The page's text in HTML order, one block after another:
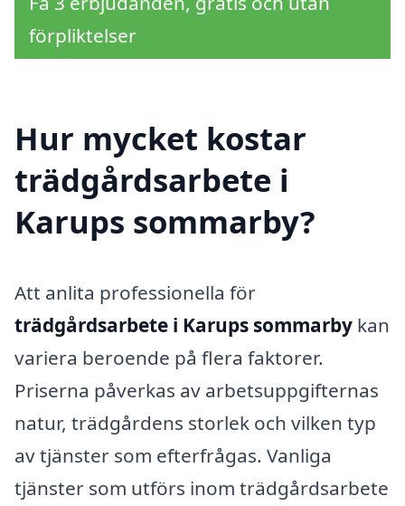
förpliktelser
Hur mycket kostar
trädgårdsarbete i
Karups sommarby?
Att anlita professionella för
trädgårdsarbete i Karups sommarby kan
variera beroende på flera faktorer.
Priserna påverkas av arbetsuppgifternas
natur, trädgårdens storlek och vilken typ
av tjänster som efterfrågas. Vanliga
tjänster som utförs inom trädgårdsarbete